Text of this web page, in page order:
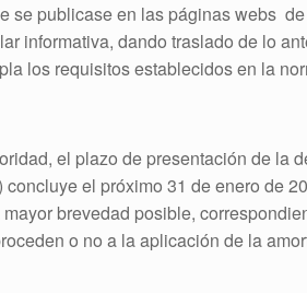
se publicase en las páginas webs
informativa, dando traslado de lo
los requisitos establecidos en la
el plazo de presentación de la
el próximo 31 de enero de
brevedad posible,
o no a la aplicación de la